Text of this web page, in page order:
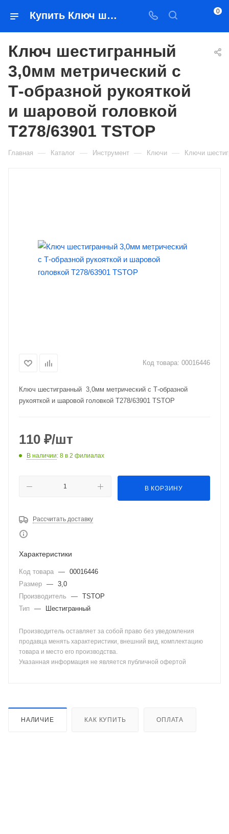
Купить Ключ шестигранный 3,0мм метрический с Т-образной рукояткой и шаровой головкой T278/63901 TSTOP в Якутске — цена, характеристики, подбор | Востоктехторг 0
Ключ шестигранный
3,0мм метрический с
Т-образной рукояткой
и шаровой головкой
T278/63901 TSTOP
Главная — Каталог — Инструмент — Ключи — Ключи
Код товара: 00016446
Ключ шестигранный 3,0мм метрический с Т-образной
рукояткой и шаровой головкой T278/63901 TSTOP
110 ₽/шт
В наличии: 8 в 2 филиалах
В КОРЗИНУ
Рассчитать доставку
Характеристики
Код товара — 00016446
Размер — 3,0
Производитель
— TSTOP
Тип
— Шестигранный
Производитель оставляет за собой право без уведомления
продавца менять характеристики, внешний вид, комплектацию
товара и место его производства.
Указанная информация не является публичной офертой
НАЛИЧИЕ КАК КУПИТЬ ОПЛАТА